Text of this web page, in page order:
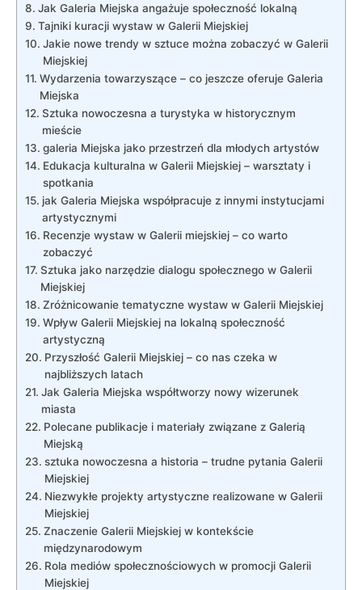
Jak Galeria‌ Miejska angażuje społeczność lokalną
Tajniki kuracji wystaw w ⁣Galerii Miejskiej
Jakie⁢ nowe trendy w sztuce można zobaczyć w Galerii
​Miejskiej
Wydarzenia towarzyszące ⁤– co⁢ jeszcze oferuje Galeria
Miejska
Sztuka⁢ nowoczesna a turystyka‍ w historycznym
mieście
galeria Miejska jako przestrzeń dla młodych artystów
Edukacja kulturalna w Galerii Miejskiej – warsztaty i
spotkania
jak Galeria Miejska współpracuje ⁣z innymi instytucjami
artystycznymi
Recenzje wystaw w ​Galerii miejskiej – co warto
zobaczyć
Sztuka jako narzędzie dialogu społecznego w‍ Galerii
Miejskiej
Zróżnicowanie tematyczne wystaw w Galerii ⁣Miejskiej
Wpływ Galerii Miejskiej na lokalną społeczność
artystyczną
Przyszłość Galerii Miejskiej – co‍ nas czeka w
najbliższych latach
Jak Galeria Miejska współtworzy nowy⁤ wizerunek
miasta
Polecane publikacje i materiały związane z Galerią
Miejską
sztuka nowoczesna ⁣a historia – trudne pytania Galerii
Miejskiej
Niezwykłe projekty artystyczne realizowane w ‍Galerii
Miejskiej
Znaczenie Galerii Miejskiej w ‍kontekście
międzynarodowym
Rola mediów społecznościowych w promocji Galerii
Miejskiej